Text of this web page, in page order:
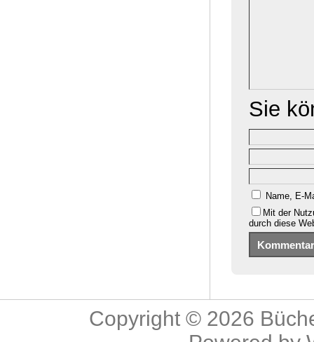
Sie
Name, E-
Mit der
durch diese
Copyright © 2026